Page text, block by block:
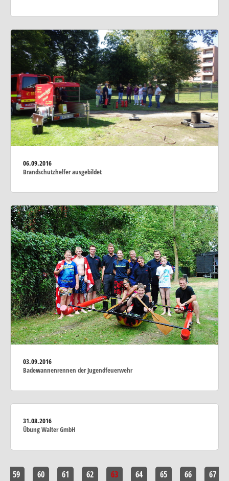
06.09.2016
Brandschutzhelfer ausgebildet
03.09.2016
Badewannenrennen der Jugendfeuerwehr
31.08.2016
Übung Walter GmbH
59 60 61 62 63 64 65 66 67